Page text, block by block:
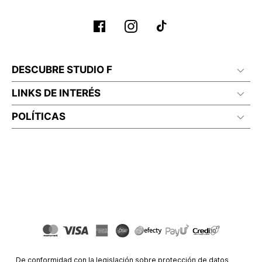
Planchar a temperatura maximo 110°c
DESCUBRE STUDIO F
LINKS DE INTERÉS
POLÍTICAS
De conformidad con la legislación sobre protección de datos